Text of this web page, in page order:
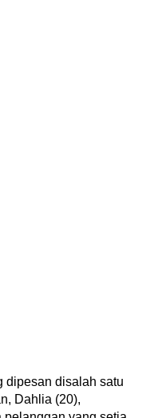
dipesan disalah satu
Dahlia (20),